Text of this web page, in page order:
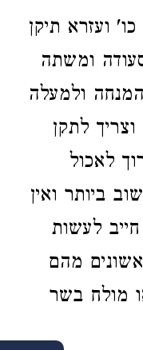
ועזרא תיקן
ומשתה
ולמעלה
לתקן
לאכול
ביותר ואין
לעשות
מהם
מולח בשר